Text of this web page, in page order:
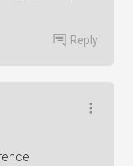
Reply